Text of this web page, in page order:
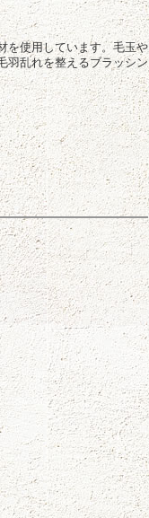
を使用しています。毛玉や
羽乱れを整えるブラッシン